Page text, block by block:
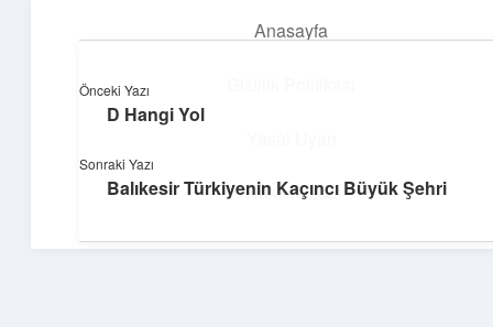
Anasayfa
Hakkımızda
Süper Bilgi Durağı
Önceki Yazı
D Hangi Yol
Sonraki Yazı
Balıkesir Türkiyenin Kaçıncı Büyük Şehri